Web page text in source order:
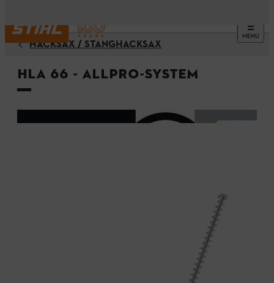
MENU
HÄCKSAX / STÅNGHÄCKSAX
HLA 66 - ALLPRO-System